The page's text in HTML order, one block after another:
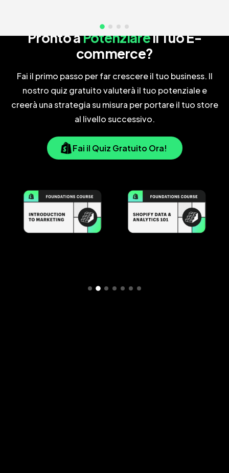
Pronto aPotenziareil Tuo E-
commerce?
Fai il primo passo per far crescere il tuo business. Il
nostro quiz gratuito valuterà il tuo potenziale e
creerà una strategia su misura per portare il tuo store
al livello successivo.
Fai il Quiz Gratuito Ora!